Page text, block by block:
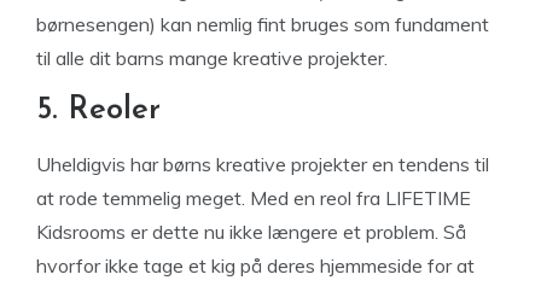
børnesengen) kan nemlig fint bruges som fundament
til alle dit barns mange kreative projekter.
5. Reoler
Uheldigvis har børns kreative projekter en tendens til
at rode temmelig meget. Med en reol fra LIFETIME
Kidsrooms er dette nu ikke længere et problem. Så
hvorfor ikke tage et kig på deres hjemmeside for at